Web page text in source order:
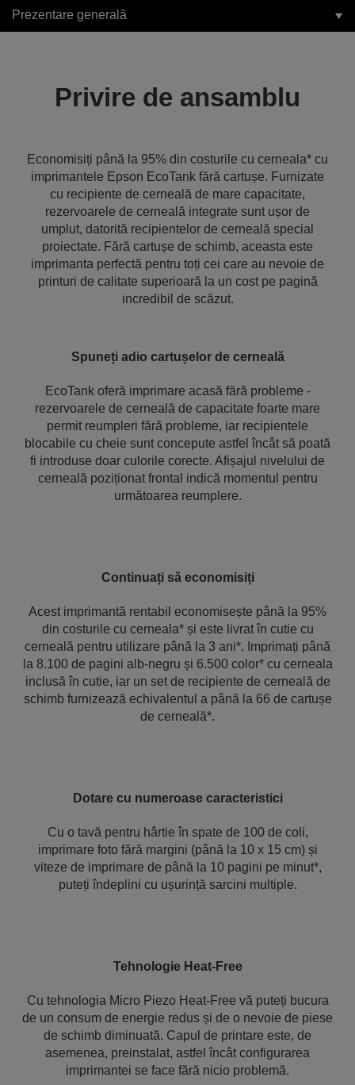
Prezentare generală
Privire de ansamblu
Economisiți până la 95% din costurile cu cerneala* cu
imprimantele Epson EcoTank fără cartușe. Furnizate
cu recipiente de cerneală de mare capacitate,
rezervoarele de cerneală integrate sunt ușor de
umplut, datorită recipientelor de cerneală special
proiectate. Fără cartușe de schimb, aceasta este
imprimanta perfectă pentru toți cei care au nevoie de
printuri de calitate superioară la un cost pe pagină
incredibil de scăzut.
Spuneți adio cartușelor de cerneală
EcoTank oferă imprimare acasă fără probleme -
rezervoarele de cerneală de capacitate foarte mare
permit reumpleri fără probleme, iar recipientele
blocabile cu cheie sunt concepute astfel încât să poată
fi introduse doar culorile corecte. Afișajul nivelului de
cerneală poziționat frontal indică momentul pentru
următoarea reumplere.
Continuați să economisiți
Acest imprimantă rentabil economisește până la 95%
din costurile cu cerneala* și este livrat în cutie cu
cerneală pentru utilizare până la 3 ani*. Imprimați până
la 8.100 de pagini alb-negru și 6.500 color* cu cerneala
inclusă în cutie, iar un set de recipiente de cerneală de
schimb furnizează echivalentul a până la 66 de cartușe
de cerneală*.
Dotare cu numeroase caracteristici
Cu o tavă pentru hârtie în spate de 100 de coli,
imprimare foto fără margini (până la 10 x 15 cm) și
viteze de imprimare de până la 10 pagini pe minut*,
puteți îndeplini cu ușurință sarcini multiple.
Tehnologie Heat-Free
Cu tehnologia Micro Piezo Heat-Free vă puteți bucura
de un consum de energie redus și de o nevoie de piese
de schimb diminuată. Capul de printare este, de
asemenea, preinstalat, astfel încât configurarea
imprimantei se face fără nicio problemă.